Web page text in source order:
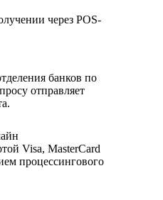
через POS-
банков по
отправляет
Visa, MasterCard
процессингового